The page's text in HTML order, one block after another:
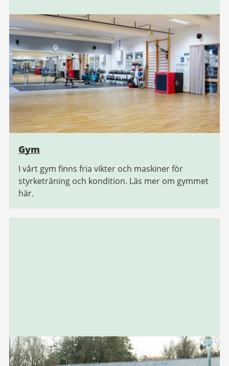
Gym
I vårt gym finns fria vikter och maskiner för
styrketräning och kondition. Läs mer om gymmet
här.